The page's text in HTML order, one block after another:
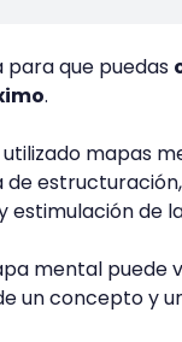
que puedas
.
mapas
de
mental puede
un concepto y